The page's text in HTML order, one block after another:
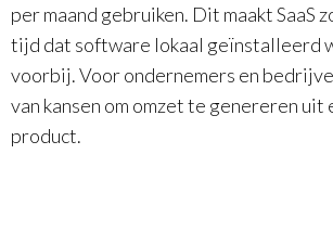
per maand gebruiken. Dit maakt SaaS
tijd dat software lokaal geïnstalleerd
voorbij. Voor ondernemers en
van kansen om omzet te genereren uit
product.